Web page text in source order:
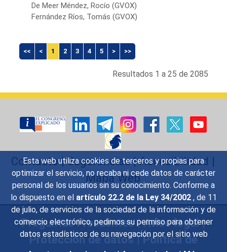
Esta web utiliza cookies de terceros y propias para
optimizar el servicio, no recaba ni cede datos de carácter
personal de los usuarios sin su conocimiento. Conforme a
lo dispuesto en el artículo 22.2 de la Ley 34/2002 , de 11
de julio, de servicios de la sociedad de la información y de
comercio electrónico, pedimos su permiso para obtener
datos estadísticos de su navegación por el sitio web
De Meer Méndez, Rocío (GVOX)
Fernández Ríos, Tomás (GVOX)
<< < 1 2 3 4 5 > >>
Resultados 1 a 25 de 2085
Contacto|Sugerencias|Accesibilidad |
Mapa Web
Preguntas Frecuentes|Aviso legal|
Protección de datos|Política de